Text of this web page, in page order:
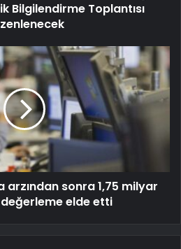
Bilgilendirme Toplantısı
arzından sonra 1,75 milyar
elde etti